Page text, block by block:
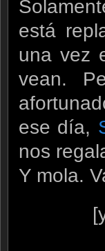
está
una vez
vean.
ese día,
nos
Y mola.